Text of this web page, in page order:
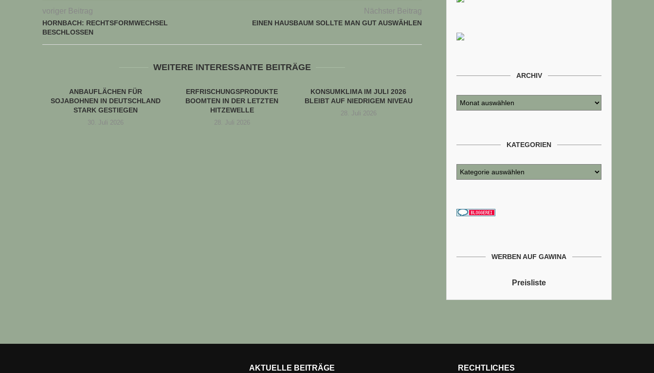
voriger Beitrag
HORNBACH: RECHTSFORMWECHSEL
BESCHLOSSEN
Nächster Beitrag
EINEN HAUSBAUM SOLLTE MAN GUT AUSWÄHLEN
WEITERE INTERESSANTE BEITRÄGE
ANBAUFLÄCHEN FÜR
SOJABOHNEN IN DEUTSCHLAND
STARK GESTIEGEN
30. Juli 2026
ERFRISCHUNGSPRODUKTE
BOOMTEN IN DER LETZTEN
HITZEWELLE
28. Juli 2026
KONSUMKLIMA IM JULI 2026
BLEIBT AUF NIEDRIGEM NIVEAU
28. Juli 2026
ARCHIV
KATEGORIEN
WERBEN AUF GAWINA
Preisliste
AKTUELLE BEITRÄGE RECHTLICHES